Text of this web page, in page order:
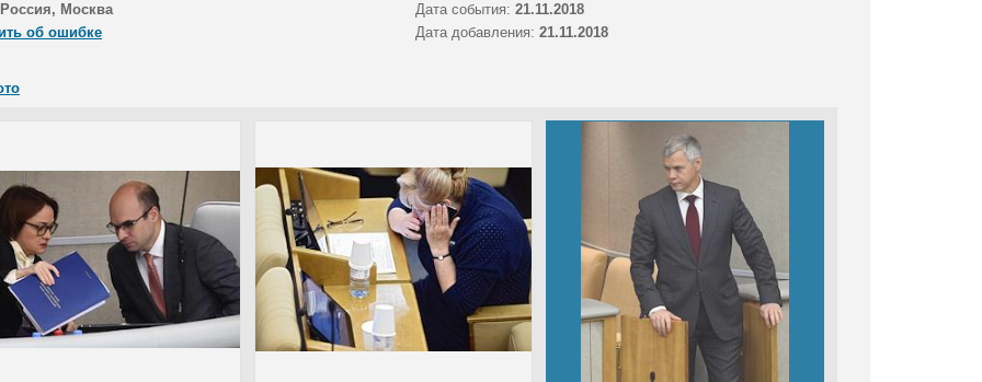
Россия, Москва Дата события: 21.11.2018
об ошибке
Дата добавления: 21.11.2018